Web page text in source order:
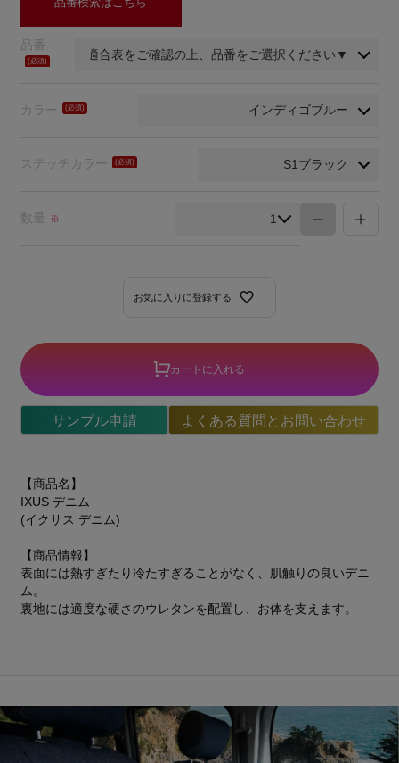
品番検索はこちら
品番
カラー
ステッチカラー
お気に入りに登録する
数量 ※
カートに入れる
サンプル申請 よくある質問とお問い合わせ
【商品名】
IXUS デニム
(イクサス デニム)
【商品情報】
表面には熱すぎたり冷たすぎることがなく、肌触りの良いデニ
ム。
裏地には適度な硬さのウレタンを配置し、お体を支えます。